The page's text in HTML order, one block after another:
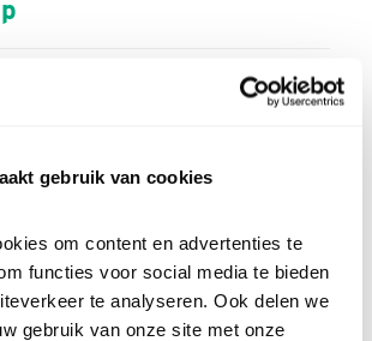
gebruik van cookies
om content en advertenties te
functies voor social media te bieden
te analyseren. Ook delen we
gebruik van onze site met onze
vogels met vogelgriep?
als ik vogels met
zie of vind?
is vogelgriep vastgesteld?